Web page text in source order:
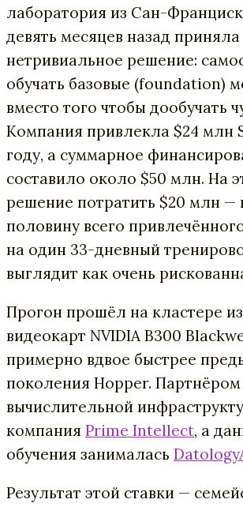
лаборатория из Сан-
девять месяцев назад приняла
нетривиальное решение:
обучать базовые (foundation)
вместо того чтобы дообучать
Компания привлекла $24 млн
году, а суммарное
составило около $50 млн. На
решение потратить $20 млн —
половину всего
на один 33-дневный
выглядит как очень
Прогон прошёл на кластере
видеокарт NVIDIA B300
примерно вдвое быстрее
поколения Hopper.
вычислительной
компания Prime Intellect, а
обучения занималась
Результат этой ставки —